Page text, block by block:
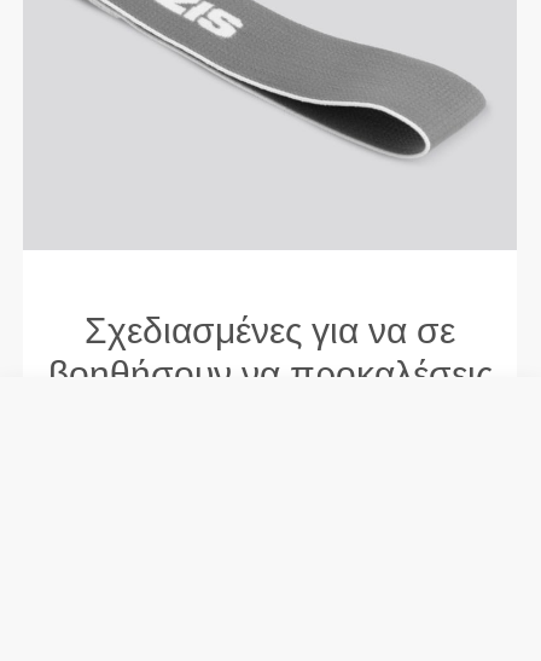
Σχεδιασμένες για να σε
βοηθήσουν να προκαλέσεις